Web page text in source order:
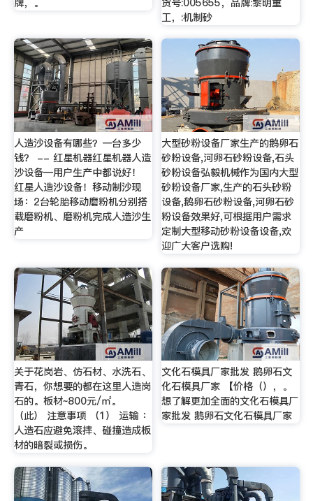
工，:机制砂
人造沙设备有哪些？一台多少
钱？ -- 红星机器红星机器人造
沙设备—用户生产中都说好！
红星人造沙设备！移动制沙现
场：2台轮胎移动磨粉机分别搭
载磨粉机、磨粉机完成人造沙生
产
大型砂粉设备厂家生产的鹅卵石
砂粉设备,河卵石砂粉设备,石头
砂粉设备弘毅机械作为国内大型
砂粉设备厂家,生产的石头砂粉
设备,鹅卵石砂粉设备,河卵石砂
粉设备效果好,可根据用户需求
定制大型移动砂粉设备设备,欢
迎广大客户选购!
关于花岗岩、仿石材、水洗石、
青石，你想要的都在这里人造岗
石的。板材~800元/㎡。
（此） 注意事项 （1） 运输 ：
人造石应避免滚摔、碰撞造成板
材的暗裂或损伤。
文化石模具厂家批发 鹅卵石文
化石模具厂家 【价格（），。
想了解更加全面的文化石模具厂
家批发 鹅卵石文化石模具厂家